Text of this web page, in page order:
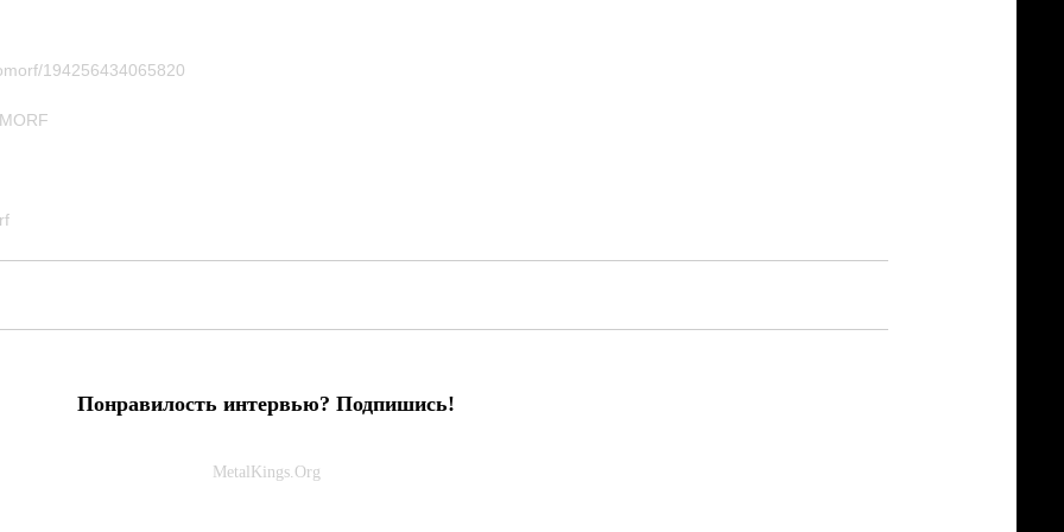
194256434065820
Понравилость интервью? Подпишись!
MetalKings.Org